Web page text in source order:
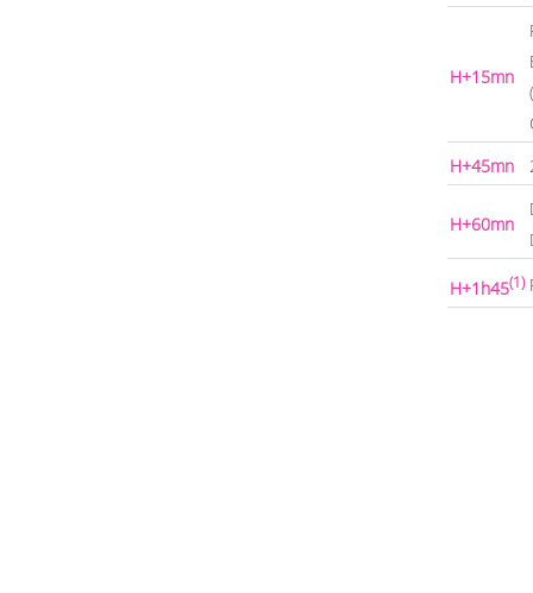
H+15mn
H+45mn
H+60mn
H+1h45(1)